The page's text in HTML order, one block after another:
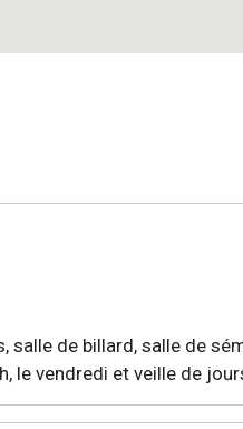
salle de billard, salle de
le vendredi et veille de